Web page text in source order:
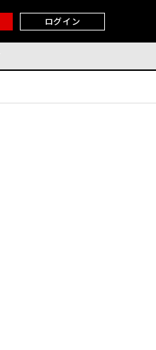
ログイン